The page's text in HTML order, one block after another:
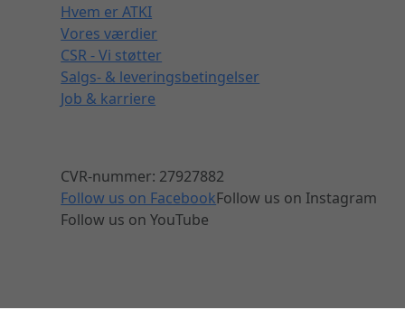
Hvem er ATKI
Vores værdier
CSR - Vi støtter
Salgs- & leveringsbetingelser
Job & karriere
CVR-nummer: 27927882
Follow us on FacebookFollow us on Instagram
Follow us on YouTube